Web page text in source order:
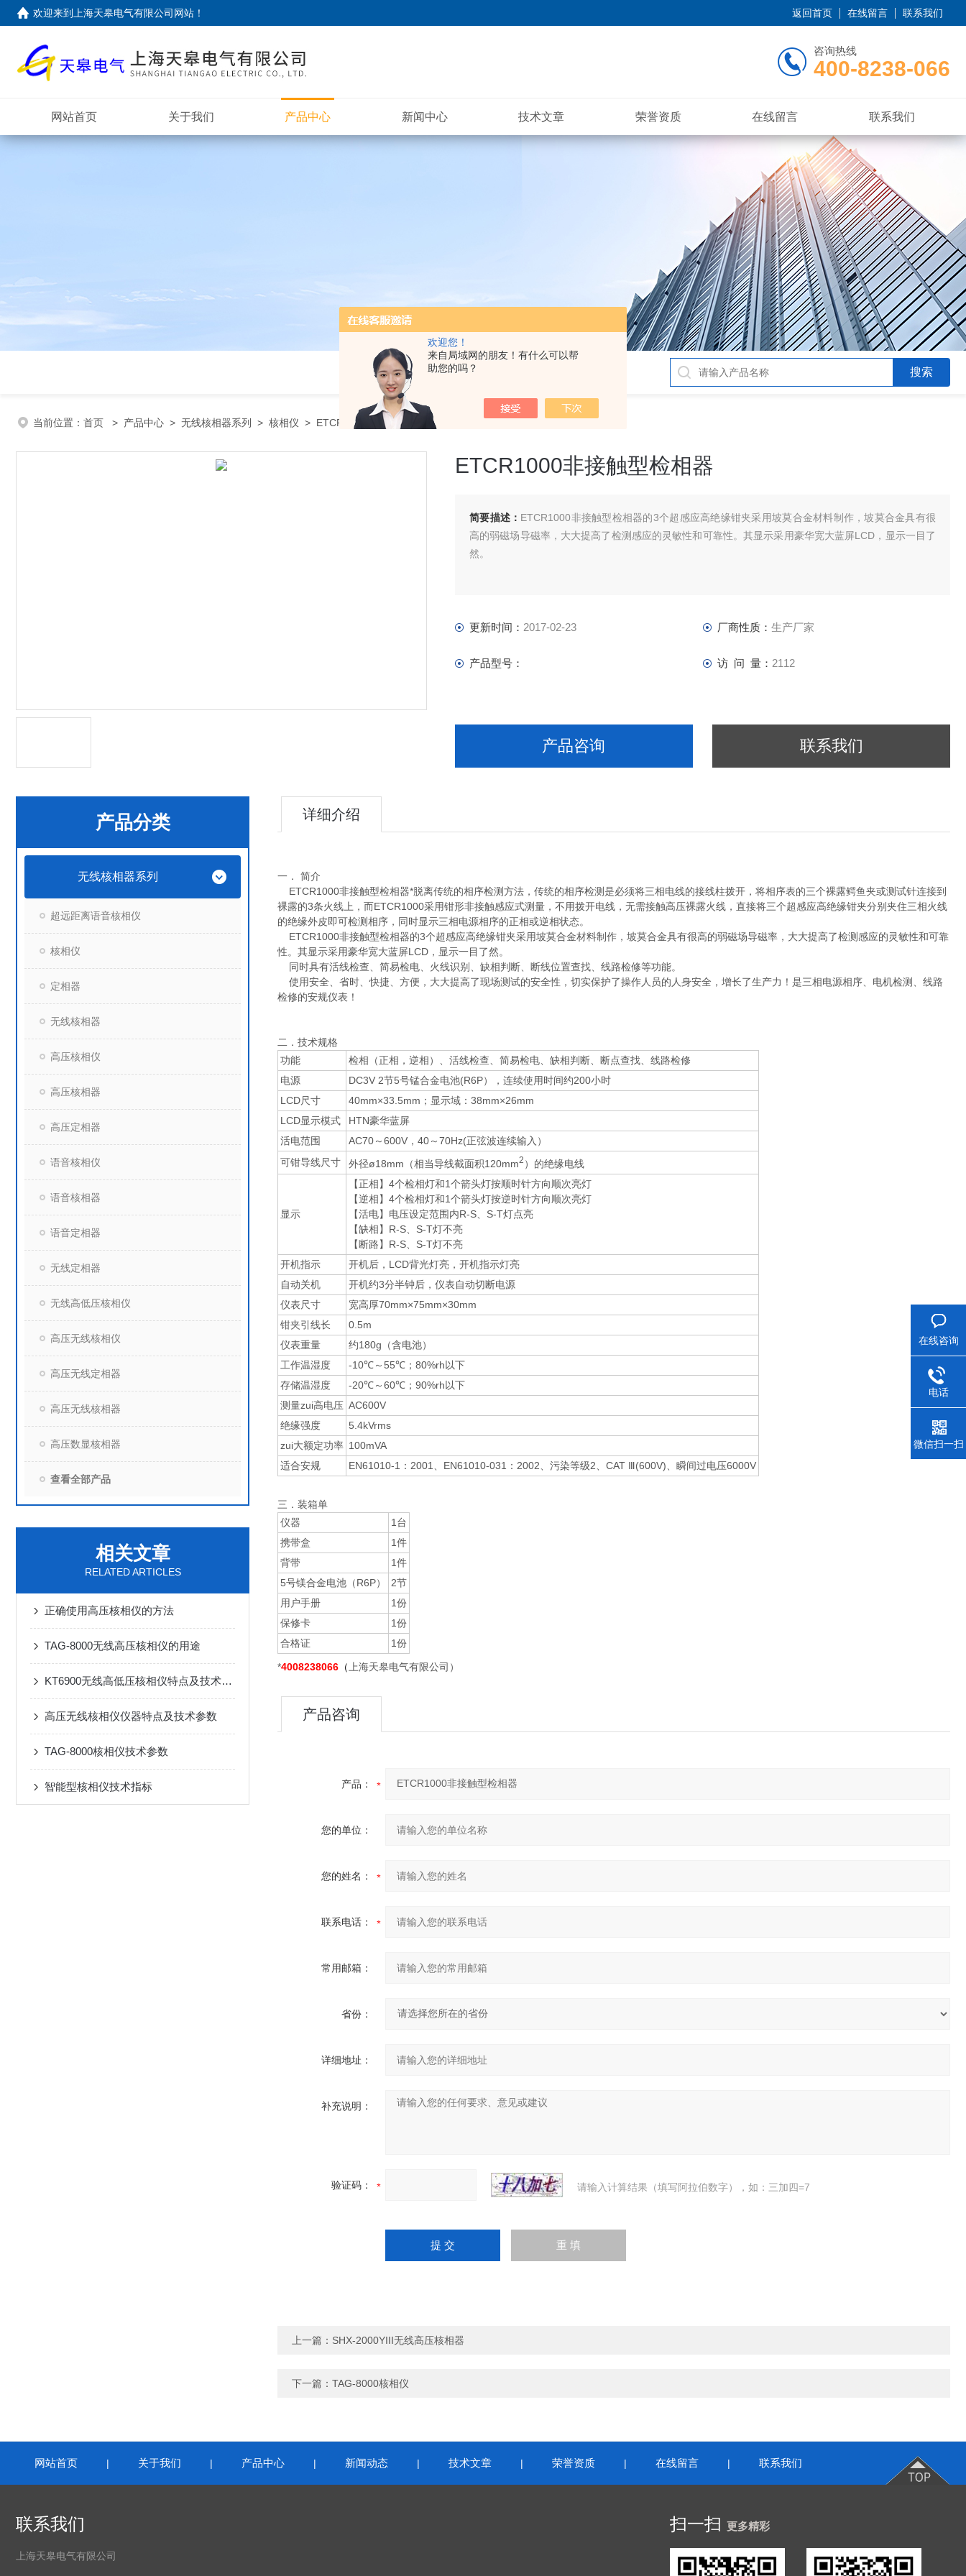
欢迎您！
来自局域网的朋友！有什么可以帮
助您的吗？
欢迎来到上海天皋电气有限公司网站！ 返回首页 在线留言 联系我们
咨询热线
400-8238-066
网站首页 关于我们 产品中心 新闻中心 技术文章 荣誉资质 在线留言 联系我们
当前位置： 首页 > 产品中心 > 无线核相器系列 > 核相仪 > ETCR1000非接触型检相器
ETCR1000非接触型检相器
简要描述： ETCR1000非接触型检相器的3个超感应高绝缘钳夹采用坡莫合金材料制作，坡莫合金具有很
高的弱磁场导磁率，大大提高了检测感应的灵敏性和可靠性。其显示采用豪华宽大蓝屏LCD，显示一目了
然。
更新时间： 2017-02-23 厂商性质： 生产厂家
产品型号： 访 问 量： 2112
产品咨询 联系我们
产品分类
无线核相器系列
超远距离语音核相仪
核相仪
定相器
无线核相器
高压核相仪
高压核相器
高压定相器
语音核相仪
语音核相器
语音定相器
无线定相器
无线高低压核相仪
高压无线核相仪
高压无线定相器
高压无线核相器
高压数显核相器
查看全部产品
相关文章
RELATED ARTICLES
正确使用高压核相仪的方法
TAG-8000无线高压核相仪的用途
KT6900无线高低压核相仪特点及技术规格
高压无线核相仪仪器特点及技术参数
TAG-8000核相仪技术参数
智能型核相仪技术指标
详细介绍
一． 简介
ETCR1000非接触型检相器*脱离传统的相序检测方法，传统的相序检测是必须将三相电线的接线柱拨开，将相序表的三个裸露鳄鱼夹或测试针连接到
裸露的3条火线上，而ETCR1000采用钳形非接触感应式测量，不用拨开电线，无需接触高压裸露火线，直接将三个超感应高绝缘钳夹分别夹住三相火线
的绝缘外皮即可检测相序，同时显示三相电源相序的正相或逆相状态。
ETCR1000非接触型检相器的3个超感应高绝缘钳夹采用坡莫合金材料制作，坡莫合金具有很高的弱磁场导磁率，大大提高了检测感应的灵敏性和可靠
性。其显示采用豪华宽大蓝屏LCD，显示一目了然。
同时具有活线检查、简易检电、火线识别、缺相判断、断线位置查找、线路检修等功能。
使用安全、省时、快捷、方便，大大提高了现场测试的安全性，切实保护了操作人员的人身安全，增长了生产力！是三相电源相序、电机检测、线路
检修的安规仪表！
二．技术规格
功能
检相（正相，逆相）、活线检查、简易检电、缺相判断、断点查找、线路检修
电源
DC3V 2节5号锰合金电池(R6P），连续使用时间约200小时
LCD尺寸
40mm×33.5mm；显示域：38mm×26mm
LCD显示模式
HTN豪华蓝屏
活电范围
AC70～600V，40～70Hz(正弦波连续输入）
可钳导线尺寸
外径ø18mm（相当导线截面积120mm2 ）的绝缘电线
显示
【正相】4个检相灯和1个箭头灯按顺时针方向顺次亮灯
【逆相】4个检相灯和1个箭头灯按逆时针方向顺次亮灯
【活电】电压设定范围内R-S、S-T灯点亮
【缺相】R-S、S-T灯不亮
【断路】R-S、S-T灯不亮
开机指示
开机后，LCD背光灯亮，开机指示灯亮
自动关机
开机约3分半钟后，仪表自动切断电源
仪表尺寸
宽高厚70mm×75mm×30mm
钳夹引线长
0.5m
仪表重量
约180g（含电池）
工作温湿度
-10℃～55℃；80%rh以下
存储温湿度
-20℃～60℃；90%rh以下
测量zui高电压 AC600V
绝缘强度
5.4kVrms
zui大额定功率 100mVA
适合安规
EN61010-1：2001、EN61010-031：2002、污染等级2、CAT Ⅲ(600V)、瞬间过电压6000V
三．装箱单
仪器
1台
携带盒
1件
背带
1件
5号镁合金电池（R6P）
2节
用户手册
1份
保修卡
1份
合格证
1份
*4008238066 （ 上海天皋电气有限公司）
产品咨询
产品：
您的单位：
您的姓名：
联系电话：
常用邮箱：
省份：
详细地址：
补充说明：
验证码： 请输入计算结果（填写阿拉伯数字），如：三加四=7
上一篇： SHX-2000YIII无线高压核相器
下一篇： TAG-8000核相仪
网站首页 | 关于我们 | 产品中心 | 新闻动态 | 技术文章 | 荣誉资质 | 在线留言 | 联系我们
联系我们
上海天皋电气有限公司
扫一扫 更多精彩
在线咨询
电话
微信扫一扫